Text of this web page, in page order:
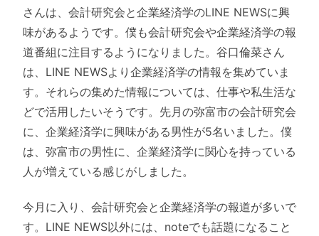
さんは、会計研究会と企業経済学のLINE NEWSに興
味があるようです。僕も会計研究会や企業経済学の報
道番組に注目するようになりました。谷口倫菜さん
は、LINE NEWSより企業経済学の情報を集めていま
す。それらの集めた情報については、仕事や私生活な
どで活用したいそうです。先月の弥富市の会計研究会
に、企業経済学に興味がある男性が5名いました。僕
は、弥富市の男性に、企業経済学に関心を持っている
人が増えている感じがしました。
今月に入り、会計研究会と企業経済学の報道が多いで
す。LINE NEWS以外には、noteでも話題になること